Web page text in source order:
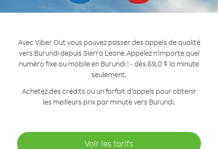
Avec Viber Out vous pouvez passer des appels de qualité
vers Burundi depuis Sierra Leone.Appelez n'importe quel
numéro fixe ou mobile en Burundi ! - dès 69.0 ¢ la minute
seulement.
Achetez des crédits ou un forfait d’appels pour obtenir
les meilleurs prix par minute vers Burundi.
Voir les tarifs